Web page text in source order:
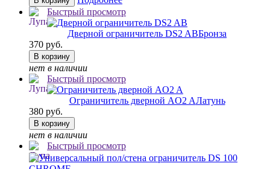
Быстрый просмотр
Дверной ограничитель DS2 ABБронза
370 руб.
В корзину
нет в наличии
Быстрый просмотр
Ограничитель дверной AO2 AЛатунь
380 руб.
В корзину
нет в наличии
Быстрый просмотр